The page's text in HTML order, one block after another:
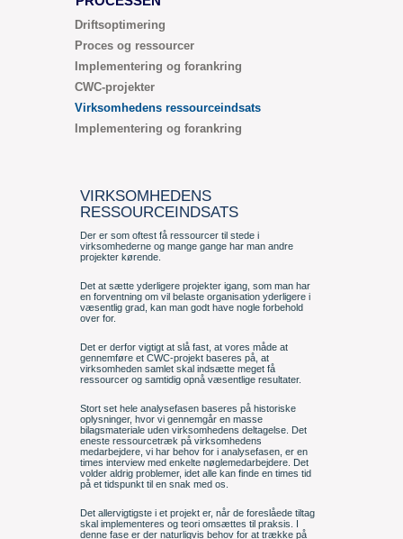
Driftsoptimering
Proces og ressourcer
Implementering og forankring
CWC-projekter
Virksomhedens ressourceindsats
Implementering og forankring
VIRKSOMHEDENS
RESSOURCEINDSATS
Der er som oftest få ressourcer til stede i
virksomhederne og mange gange har man andre
projekter kørende.
Det at sætte yderligere projekter igang, som man har
en forventning om vil belaste organisation yderligere i
væsentlig grad, kan man godt have nogle forbehold
over for.
Det er derfor vigtigt at slå fast, at vores måde at
gennemføre et CWC-projekt baseres på, at
virksomheden samlet skal indsætte meget få
ressourcer og samtidig opnå væsentlige resultater.
Stort set hele analysefasen baseres på historiske
oplysninger, hvor vi gennemgår en masse
bilagsmateriale uden virksomhedens deltagelse. Det
eneste ressourcetræk på virksomhedens
medarbejdere, vi har behov for i analysefasen, er en
times interview med enkelte nøglemedarbejdere. Det
volder aldrig problemer, idet alle kan finde en times tid
på et tidspunkt til en snak med os.
Det allervigtigste i et projekt er, når de foreslåede tiltag
skal implementeres og teori omsættes til praksis. I
denne fase er der naturligvis behov for at trække på